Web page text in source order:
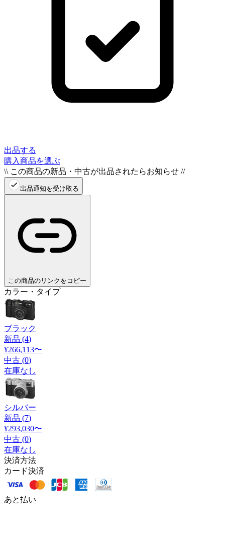
出品する
購入商品を選ぶ
\\ この商品の新品・中古が出品されたらお知らせ //
出品通知を受け取る
この商品のリンクをコピー
カラー・タイプ
ブラック
新品 (4)
¥266,113〜
中古 (0)
在庫なし
シルバー
新品 (7)
¥293,030〜
中古 (0)
在庫なし
決済方法
カード決済
あと払い